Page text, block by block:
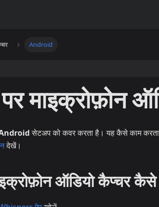
Android
माइक्रोफ़ोन
सेटअप को कवर करता है। यह कैसे काम करता
देखें।
ऑडियो कैप्चर